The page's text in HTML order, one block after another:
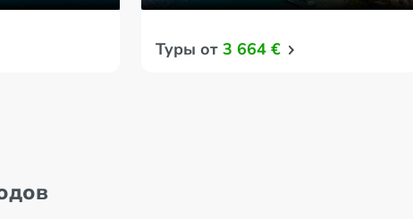
Туры от 3 664 €